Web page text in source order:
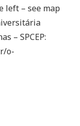
left – see map
– SPCEP:
o-